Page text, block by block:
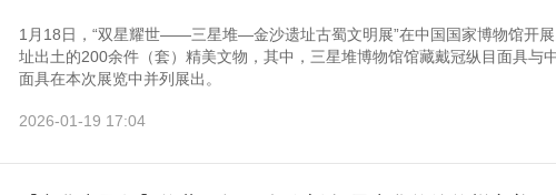
1月18日，“双星耀世——三星堆—金沙遗址古蜀文明展”在中国国家博物馆开
址出土的200余件（套）精美文物，其中，三星堆博物馆馆藏戴冠纵目面具与
面具在本次展览中并列展出。
2026-01-19 17:04